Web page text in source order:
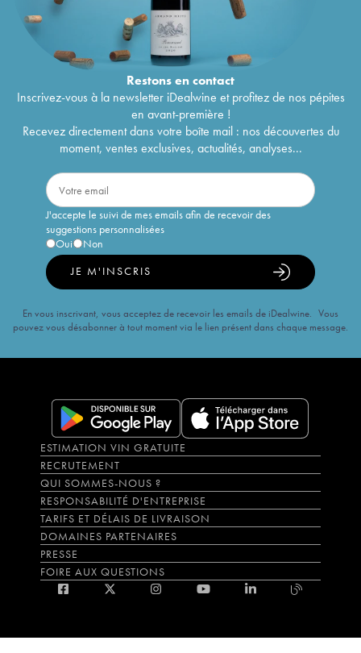
Restons encontact
Inscrivez-vous à la newsletter iDealwine et profitez de nos pépites
en avant-première !
Recevez directement dans votre boîte mail : nos découvertes du
moment, ventes exclusives, actualités, analyses...
J'accepte le suivi de mes emails afin de recevoir des
suggestions personnalisées
Oui
Non
JE M'INSCRIS
En vous inscrivant, vous acceptez de recevoir les emails de iDealwine. Vous
pouvez vous désabonner à tout moment via le lien présent dans chaque message.
ESTIMATION VIN GRATUITE
RECRUTEMENT
QUI SOMMES-NOUS ?
RESPONSABILITÉ D'ENTREPRISE
TARIFS ET DÉLAIS DE LIVRAISON
DOMAINES PARTENAIRES
PRESSE
FOIRE AUX QUESTIONS